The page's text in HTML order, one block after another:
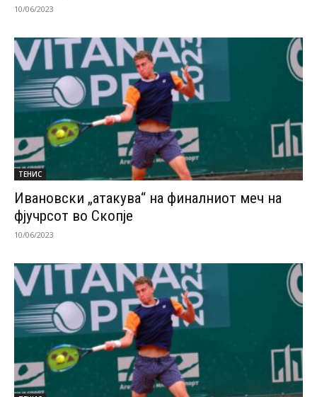
10/06/2023
ТЕНИС
Ивановски „атакува“ на финалниот меч на
фјучрсот во Скопје
10/06/2023